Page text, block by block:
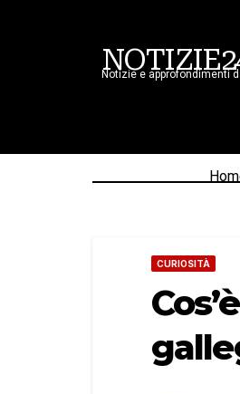
Notizie e approfondimenti
CURIOSITÀ